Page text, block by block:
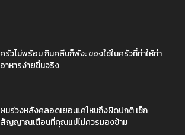
ครัวไม่พร้อม กินคลีนก็พัง: ของใช้ในครัวที่ทำให้ทำ
อาหารง่ายขึ้นจริง
ผมร่วงหลังคลอดเยอะแค่ไหนถึงผิดปกติ เช็ก
สัญญาณเตือนที่คุณแม่ไม่ควรมองข้าม